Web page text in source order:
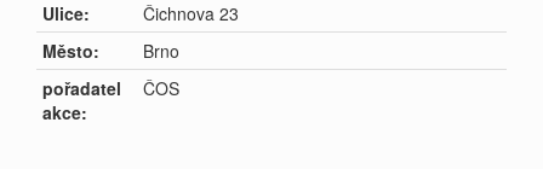
Ulice:
Čichnova 23
Město:
Brno
pořadatel
akce:
ČOS